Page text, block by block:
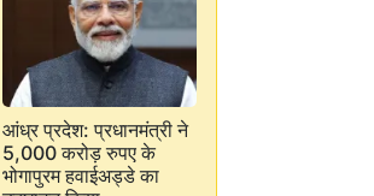
आंध्र प्रदेश: प्रधानमंत्री ने
5,000 करोड़ रुपए के
भोगापुरम हवाईअड्डे का